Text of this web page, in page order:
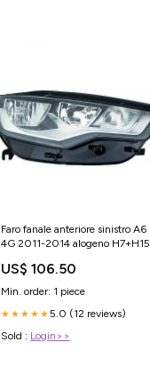
Faro fanale anteriore sinistro A6
4G 2011-2014 alogeno H7+H15
US$ 106.50
Min. order: 1 piece
★★★★★5.0 (12 reviews)
Sold : Login>>